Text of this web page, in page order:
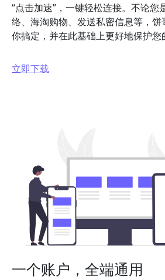
“点击加速”，一键轻松连接。不论您
络、海淘购物、发送私密信息等，
你搞定，并在此基础上更好地保护您
立即下载
一个账户，全端通用